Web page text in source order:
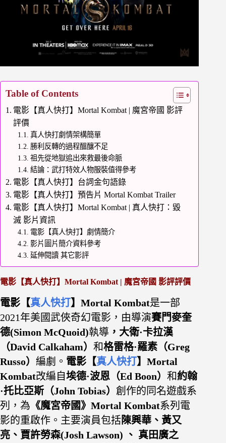
Table of Contents
電影【真人快打】Mortal Kombat | 魔宮帝國 影評
評價
真人快打劇情架構簡單
勝利反轉的過程醞釀不足
祖先從地獄追出來救最後命脈
結論：武打特效人物服裝值得參考
電影【真人快打】台詞金句語錄
電影【真人快打】預告片 Mortal Kombat Trailer
電影【真人快打】Mortal Kombat | 真人快打：毀
滅 影片資訊
電影【真人快打】劇情簡介
影片圖片簡介資料參考
延伸閱讀 其它影評
電影【真人快打】Mortal Kombat | 魔宮帝國 影評評價
電影【真人快打】Mortal Kombat是一部
2021年美國武俠奇幻電影，由導演賽門麥奎
德(Simon McQuoid)執導 ，大衛·卡拉漢
（David Calkaham） 和格雷格·羅素（Greg
Russo） 編劇。 電影【真人快打】Mortal
Kombat改編自埃德·波恩（Ed Boon） 和約翰
·托比亞斯（John Tobias） 創作的同名遊戲系
列，為 《魔宮帝國》Mortal Kombat系列電
影的重啟作。主要演員包括陳興華、黃又
亮、 賈許勞森(Josh Lawson) 、 真田廣之